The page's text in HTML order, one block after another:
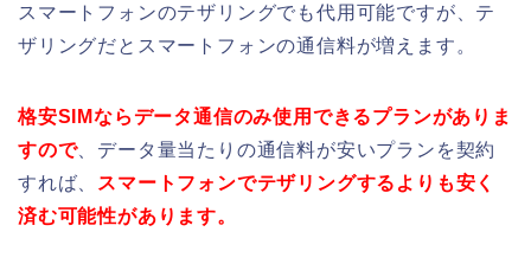
スマートフォンのテザリングでも代用可能ですが、テ
ザリングだとスマートフォンの通信料が増えます。
格安SIMならデータ通信のみ使用できるプランがありま
すので、データ量当たりの通信料が安いプランを契約
すれば、
スマートフォンでテザリングするよりも安く
済む可能性があります。